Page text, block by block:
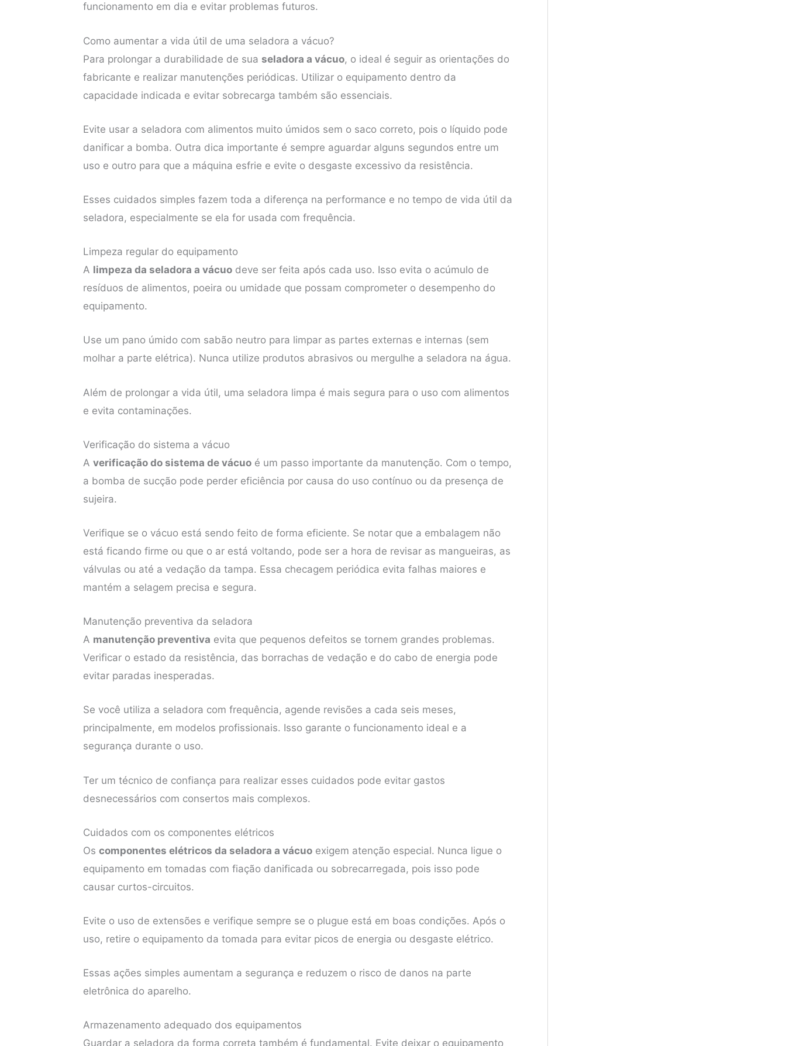
funcionamento em dia e evitar problemas futuros.
Como aumentar a vida útil de uma seladora a vácuo?
Para prolongar a durabilidade de sua seladora a vácuo, o ideal é seguir as orientações do
fabricante e realizar manutenções periódicas. Utilizar o equipamento dentro da
capacidade indicada e evitar sobrecarga também são essenciais.
Evite usar a seladora com alimentos muito úmidos sem o saco correto, pois o líquido pode
danificar a bomba. Outra dica importante é sempre aguardar alguns segundos entre um
uso e outro para que a máquina esfrie e evite o desgaste excessivo da resistência.
Esses cuidados simples fazem toda a diferença na performance e no tempo de vida útil da
seladora, especialmente se ela for usada com frequência.
Limpeza regular do equipamento
A limpeza da seladora a vácuo deve ser feita após cada uso. Isso evita o acúmulo de
resíduos de alimentos, poeira ou umidade que possam comprometer o desempenho do
equipamento.
Use um pano úmido com sabão neutro para limpar as partes externas e internas (sem
molhar a parte elétrica). Nunca utilize produtos abrasivos ou mergulhe a seladora na água.
Além de prolongar a vida útil, uma seladora limpa é mais segura para o uso com alimentos
e evita contaminações.
Verificação do sistema a vácuo
A verificação do sistema de vácuo é um passo importante da manutenção. Com o tempo,
a bomba de sucção pode perder eficiência por causa do uso contínuo ou da presença de
sujeira.
Verifique se o vácuo está sendo feito de forma eficiente. Se notar que a embalagem não
está ficando firme ou que o ar está voltando, pode ser a hora de revisar as mangueiras, as
válvulas ou até a vedação da tampa. Essa checagem periódica evita falhas maiores e
mantém a selagem precisa e segura.
Manutenção preventiva da seladora
A manutenção preventiva evita que pequenos defeitos se tornem grandes problemas.
Verificar o estado da resistência, das borrachas de vedação e do cabo de energia pode
evitar paradas inesperadas.
Se você utiliza a seladora com frequência, agende revisões a cada seis meses,
principalmente, em modelos profissionais. Isso garante o funcionamento ideal e a
segurança durante o uso.
Ter um técnico de confiança para realizar esses cuidados pode evitar gastos
desnecessários com consertos mais complexos.
Cuidados com os componentes elétricos
Os componentes elétricos da seladora a vácuo exigem atenção especial. Nunca ligue o
equipamento em tomadas com fiação danificada ou sobrecarregada, pois isso pode
causar curtos-circuitos.
Evite o uso de extensões e verifique sempre se o plugue está em boas condições. Após o
uso, retire o equipamento da tomada para evitar picos de energia ou desgaste elétrico.
Essas ações simples aumentam a segurança e reduzem o risco de danos na parte
eletrônica do aparelho.
Armazenamento adequado dos equipamentos
Guardar a seladora da forma correta também é fundamental. Evite deixar o equipamento